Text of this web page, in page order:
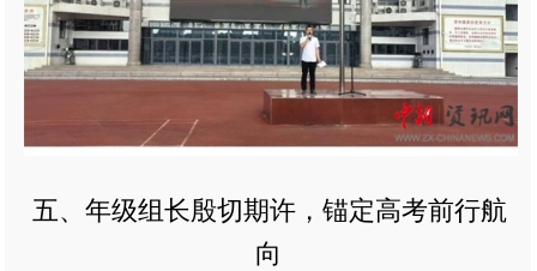
五、年级组长殷切期许，锚定高考前行航
向